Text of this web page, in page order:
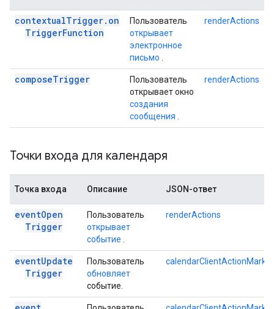
contextualTrigger. on
TriggerFunction
Пользователь
открывает
электронное
письмо
renderActions
composeTrigger
Пользователь
открывает окно
создания
сообщения
renderActions
Точки входа для календаря
Точка входа Описание JSON-ответ
eventOpen
Trigger
Пользователь
открывает
событие
renderActions
eventUpdate
Trigger
Пользователь
обновляет
событие.